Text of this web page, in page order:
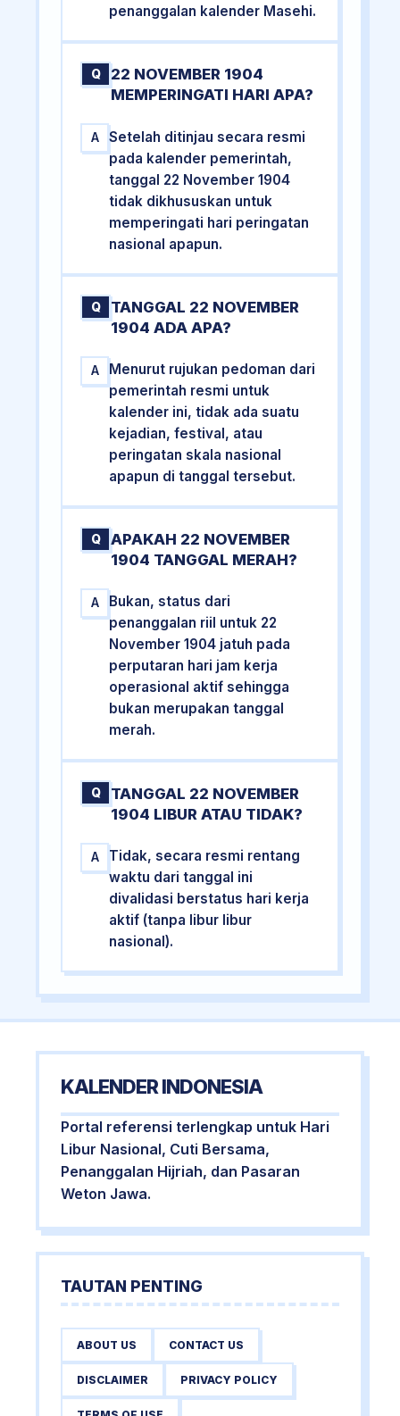
penanggalan kalender Masehi.
Q
22 NOVEMBER 1904
MEMPERINGATI HARI APA?
A
Setelah ditinjau secara resmi
pada kalender pemerintah,
tanggal 22 November 1904
tidak dikhususkan untuk
memperingati hari peringatan
nasional apapun.
Q
TANGGAL 22 NOVEMBER
1904 ADA APA?
A
Menurut rujukan pedoman dari
pemerintah resmi untuk
kalender ini, tidak ada suatu
kejadian, festival, atau
peringatan skala nasional
apapun di tanggal tersebut.
Q
APAKAH 22 NOVEMBER
1904 TANGGAL MERAH?
A
Bukan, status dari
penanggalan riil untuk 22
November 1904 jatuh pada
perputaran hari jam kerja
operasional aktif sehingga
bukan merupakan tanggal
merah.
Q
TANGGAL 22 NOVEMBER
1904 LIBUR ATAU TIDAK?
A
Tidak, secara resmi rentang
waktu dari tanggal ini
divalidasi berstatus hari kerja
aktif (tanpa libur libur
nasional).
KALENDER INDONESIA
Portal referensi terlengkap untuk Hari
Libur Nasional, Cuti Bersama,
Penanggalan Hijriah, dan Pasaran
Weton Jawa.
TAUTAN PENTING
ABOUT US CONTACT US
DISCLAIMER PRIVACY POLICY